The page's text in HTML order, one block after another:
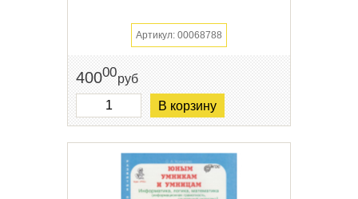
Артикул: 00068788
40000руб
В корзину